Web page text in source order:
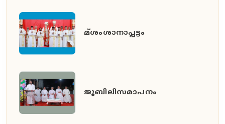
മ്ശംശാനാപ്പട്ടം
ജൂബിലിസമാപനം